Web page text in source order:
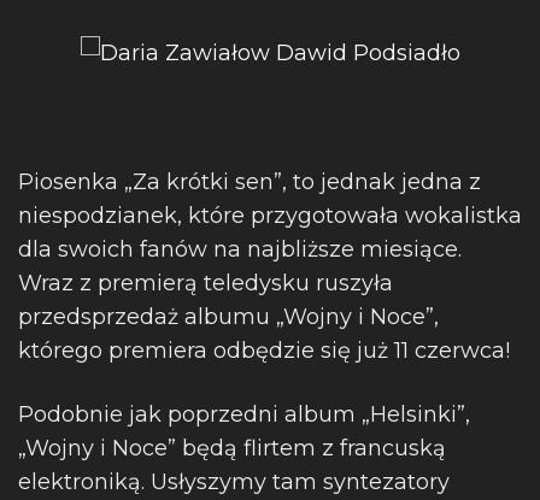
Piosenka „Za krótki sen”, to jednak jedna z
niespodzianek, które przygotowała wokalistka
dla swoich fanów na najbliższe miesiące.
Wraz z premierą teledysku ruszyła
przedsprzedaż albumu „Wojny i Noce”,
którego premiera odbędzie się już 11 czerwca!
Podobnie jak poprzedni album „Helsinki”,
„Wojny i Noce” będą flirtem z francuską
elektroniką. Usłyszymy tam syntezatory